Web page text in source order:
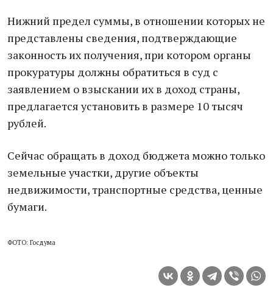
Нижний предел суммы, в отношении которых не
представлены сведения, подтверждающие
законность их получения, при котором органы
прокуратуры должны обратиться в суд с
заявлением о взыскании их в доход страны,
предлагается установить в размере 10 тысяч
рублей.
Сейчас обращать в доход бюджета можно только
земельные участки, другие объекты
недвижимости, транспортные средства, ценные
бумаги.
ФОТО: Госдума